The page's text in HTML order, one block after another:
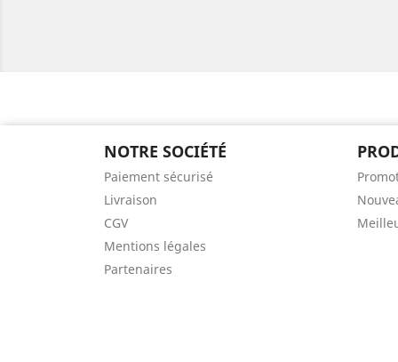
NOTRE SOCIÉTÉ
Paiement sécurisé
Livraison
CGV
Mentions légales
Partenaires